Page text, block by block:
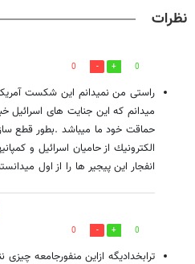
نظرات
0
0
راستى من نميدانم اين شكست
ميدانم كه اين جنايت هاى اسرائيل
حماقت خود ما ميباشد .بطور قطع
الكترونيك از حاميان اسرائيل و
انفجار اين پيجير ها را از اول
0
0
ترابخدادیگه ازاین منفورجامعه چیزی